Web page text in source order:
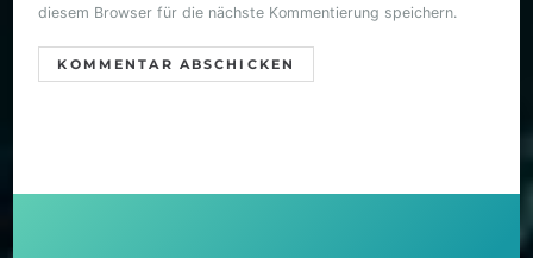
diesem Browser für die nächste Kommentierung speichern.